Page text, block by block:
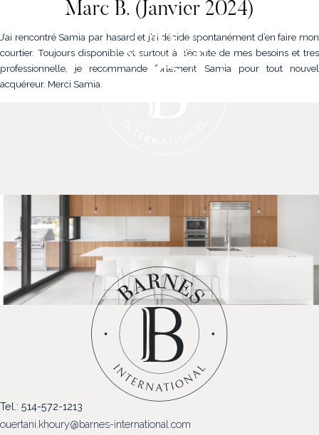
NOS PROPRIÉTÉS
VENDRE
NOTRE FAMILLE
CONTACT
(514) 572-1213
ÊTRE CONTACTÉ(E)
Marc B. (Janvier 2024)
J’ai rencontré Samia par hasard et j’ai décidé spontanément d’en faire mon
courtier. Toujours disponible et surtout à l’écoute de mes besoins et tres
professionnelle, je recommande fortement Samia pour tout nouvel
acquéreur. Merci Samia.
Tel.: 514-572-1213
ouertani.khoury@barnes-international.com